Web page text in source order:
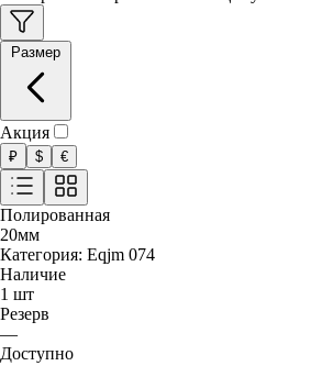
Акция
₽ $ €
Полированная
20мм
Категория: Eqjm 074
Наличие
1 шт
Резерв
—
Доступно